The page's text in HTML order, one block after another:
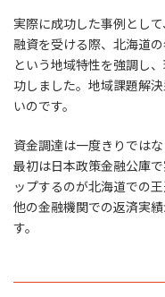
実際に成功した事例とし
融資を受ける際、北海道
という地域特性を強調し
功しました。地域課題解
いのです。
資金調達は一度きりでは
最初は日本政策金融公庫
ップするのが北海道での
他の金融機関での返済実
す。